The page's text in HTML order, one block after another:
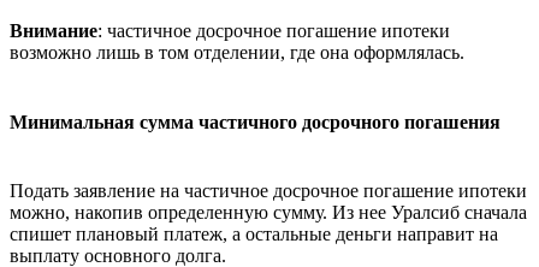
Внимание: частичное досрочное погашение ипотеки
возможно лишь в том отделении, где она оформлялась.
Минимальная сумма частичного досрочного погашения
Подать заявление на частичное досрочное погашение ипотеки
можно, накопив определенную сумму. Из нее Уралсиб сначала
спишет плановый платеж, а остальные деньги направит на
выплату основного долга.